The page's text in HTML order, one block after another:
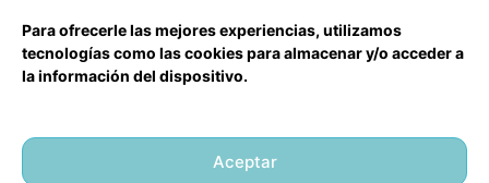
Para ofrecerle las mejores experiencias, utilizamos
tecnologías como las cookies para almacenar y/o acceder a
la información del dispositivo.
Aceptar